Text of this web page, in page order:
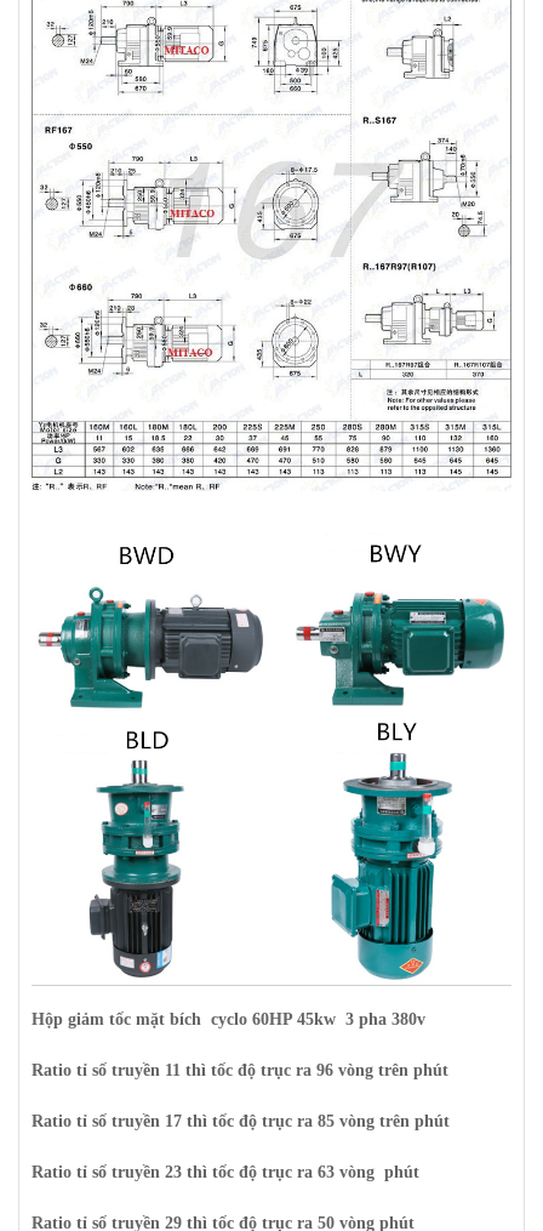
Hộp giảm tốc mặt bích cyclo 60HP 45kw 3 pha 380v
Ratio tỉ số truyền 11 thì tốc độ trục ra 96 vòng trên phút
Ratio tỉ số truyền 17 thì tốc độ trục ra 85 vòng trên phút
Ratio tỉ số truyền 23 thì tốc độ trục ra 63 vòng phút
Ratio tỉ số truyền 29 thì tốc độ trục ra 50 vòng phút